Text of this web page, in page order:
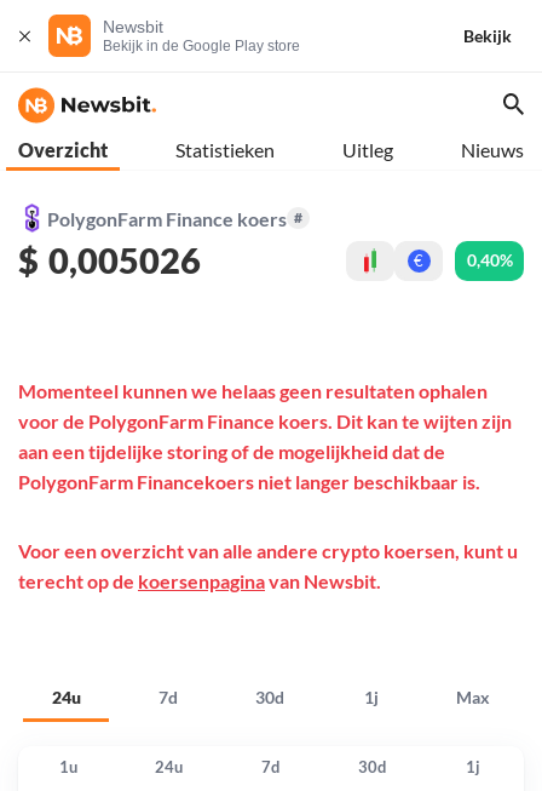
Newsbit
Bekijk in de Google Play store
Bekijk
Overzicht Statistieken Uitleg Nieuws
PolygonFarm Finance koers #
$ 0,005026 € 0,40%
24u 7d 30d 1j Max
Momenteel kunnen we helaas geen resultaten ophalen
voor de PolygonFarm Finance koers. Dit kan te wijten zijn
aan een tijdelijke storing of de mogelijkheid dat de
PolygonFarm Financekoers niet langer beschikbaar is.
Voor een overzicht van alle andere crypto koersen, kunt u
terecht op de koersenpaginavan Newsbit.
1u 24u 7d 30d 1j